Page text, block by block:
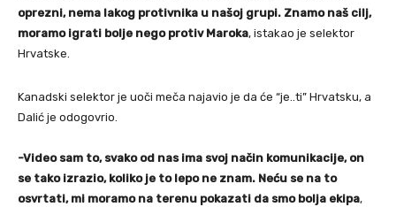
oprezni, nema lakog protivnika u našoj grupi. Znamo naš cilj,
moramo igrati bolje nego protiv Maroka, istakao je selektor
Hrvatske.
Kanadski selektor je uoči meča najavio je da će “je..ti” Hrvatsku, a
Dalić je odogovrio.
-Video sam to, svako od nas ima svoj način komunikacije, on
se tako izrazio, koliko je to lepo ne znam. Neću se na to
osvrtati, mi moramo na terenu pokazati da smo bolja ekipa,